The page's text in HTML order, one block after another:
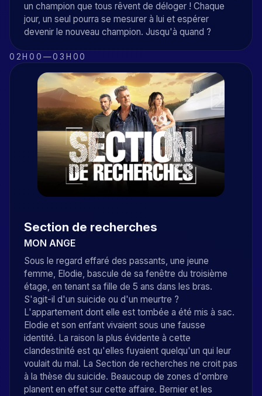
un champion que tous rêvent de déloger ! Chaque
jour, un seul pourra se mesurer à lui et espérer
devenir le nouveau champion. Jusqu'à quand ?
02H00 —03H00
Section de recherches
MON ANGE
Sous le regard effaré des passants, une jeune
femme, Elodie, bascule de sa fenêtre du troisième
étage, en tenant sa fille de 5 ans dans les bras.
S'agit-il d'un suicide ou d'un meurtre ?
L'appartement dont elle est tombée a été mis à sac.
Elodie et son enfant vivaient sous une fausse
identité. La raison la plus évidente à cette
clandestinité est qu'elles fuyaient quelqu'un qui leur
voulait du mal. La Section de recherches ne croit pas
à la thèse du suicide. Beaucoup de zones d'ombre
planent en effet sur cette affaire. Bernier et les